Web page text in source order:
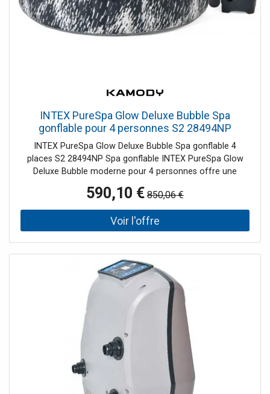
INTEX PureSpa Glow Deluxe Bubble Spa
gonflable pour 4 personnes S2 28494NP
INTEX PureSpa Glow Deluxe Bubble Spa gonflable 4
places S2 28494NP Spa gonflable INTEX PureSpa Glow
Deluxe Bubble moderne pour 4 personnes offre une
d’un puissant systeme de bulles, de fonctions intelligentes
et d’un éclairage LED d’ambiance. Ce spa gonflable 4
places vous permet de créer un véritable espace bien-etre
a domicile avec contrôle via application mobile et
Avantages principaux 140 diffuseurs a bulles pour un
massage intense et relaxant Éclairage LED intégré avec
couleurs réglables Technologie Fiber-Tech pour une
structure robuste et stable Systeme de traitement au sel
intégré pour une désinfection naturelle de l’eau Systeme
HWS anti-calcaire pour un confort optimal de la peau
Panneau de contrôle sans fil + application WiFi
Température de l’eau jusqu’a 40 °C pour une utilisation
toute l’année Appuie-tetes premium en mousse PU pour
un confort maximal Cartouche S2 avec une efficacité de
filtration jusqu’a +65 % Caractéristiques techniques
590,10 € 850,06 €